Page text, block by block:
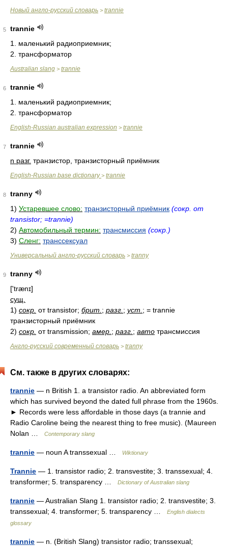
Новый англо-русский словарь > trannie
5
trannie
1. маленький радиоприемник;
2. трансформатор
Australian slang > trannie
6
trannie
1. маленький радиоприемник;
2. трансформатор
English-Russian australian expression > trannie
7
trannie
n разг. транзистор, транзисторный приёмник
English-Russian base dictionary> trannie
8
tranny
1) Устаревшее слово: транзисторный приёмник (сокр. от
transistor; =trannie)
2) Автомобильный термин: трансмиссия (сокр.)
3) Сленг: транссексуал
Универсальный англо-русский словарь > tranny
9
tranny
['trænɪ]
сущ.
1) сокр. от transistor; брит. ; разг. ; уст. ; = trannie
транзисторный приёмник
2) сокр. от transmission; амер. ; разг. ; авто трансмиссия
Англо-русский современный словарь > tranny
См. также в других словарях:
trannie — n British 1. a transistor radio. An abbreviated form
which has survived beyond the dated full phrase from the 1960s.
► Records were less affordable in those days (a trannie and
Radio Caroline being the nearest thing to free music). (Maureen
Nolan …
Contemporary slang
trannie — noun A transsexual … Wiktionary
Trannie — 1. transistor radio; 2. transvestite; 3. transsexual; 4.
transformer; 5. transparency …
Dictionary of Australian slang
trannie — Australian Slang 1. transistor radio; 2. transvestite; 3.
transsexual; 4. transformer; 5. transparency …
English dialects
glossary
trannie — n. (British Slang) transistor radio; transsexual;